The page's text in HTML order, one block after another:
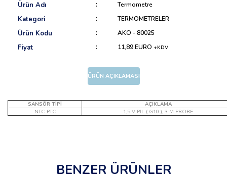
Ürün Adı Termometre
Kategori TERMOMETRELER
Ürün Kodu AKO - 80025
Fiyat 11,89 EURO +KDV
ÜRÜN AÇIKLAMASI
SANSÖR TİPİ
AÇIKLAMA
NTC-PTC
1,5 V PİL ( G10 ), 3 M PROBE
BENZER ÜRÜNLER